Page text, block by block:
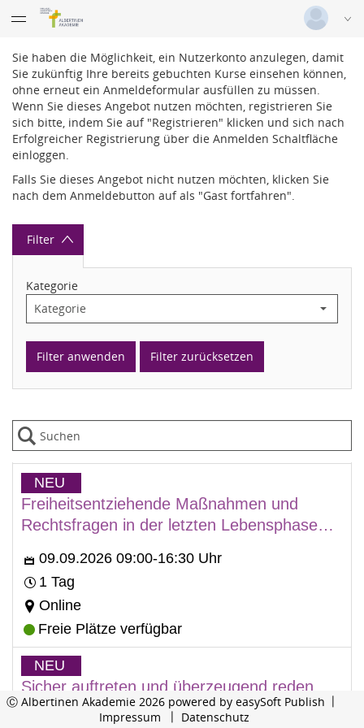
Login
Versionsnummer: 2025.4.04.60491
IAD Campus Schnelsen
IAD Campus Volksdorf
Menügruppe
Psychodynamische
Tage Langeoog
PdT
PdT Video-
Aufzeichnungen
Menügruppe
Fachtag
25 Jahre LUCAS
Symposium für
Therapeuten
Sie haben die Möglichkeit, ein Nutzerkonto anzulegen, damit
Sie zukünftig Ihre bereits gebuchten Kurse einsehen können,
ohne erneut ein Anmeldeformular ausfüllen zu müssen.
Wenn Sie dieses Angebot nutzen möchten, registrieren Sie
sich bitte, indem Sie auf "Registrieren" klicken und sich nach
Erfolgreicher Registrierung über die Anmelden Schaltfläche
einloggen.
Falls Sie dieses Angebot nicht nutzen möchten, klicken Sie
nach dem Anmeldebutton auf als "Gast fortfahren".
Filter
Kategorie
Filter anwenden Filter zurücksetzen
Datentabelle mit 140 Zeilen und 14 Spalten
Kurs: Freiheitsentziehende Maßnahmen und
Freiheitsentziehende Maßnahmen und
Rechtsfragen in der letzten Lebensphase -
Hervorhebung:
NEU
Zeitraum: Mittwoch, 9. September 2026 09:00-16:30
09.09.2026 09:00-16:30 Uhr
Dauer:
1 Tag
Veranstaltungsort:
Online
Status:
Freie Plätze verfügbar
Kurs: Sicher auftreten und überzeugend reden mit
Sicher auftreten und überzeugend reden
mit schwierigen Zeitgenossen
Hervorhebung:
NEU
Zeitraum: Donnerstag, 10. September 2026 bis
Dauer:
Veranstaltungsort:
Status:
Ⓒ Albertinen Akademie 2026 powered by easySoft Publish
Impressum
Datenschutz